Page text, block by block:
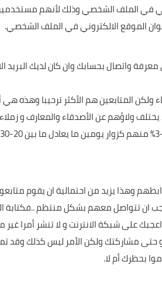
الالكتروني في الملف الشخصي وذلك
واتصال بحسابك وان كان لديك
المتابعين هم الأكثر ترحيبا
ولاؤهم عن الأصدقاء والمعارف و
وهذا يزيد من احتمالية ان يقوم
ان تتواصل معهم بشكل منتظم
على شبكة الانترنت و لا تنشر أمرا غير
مشاركتك ولكن الأمر ليس كذلك وقد
بحظرك أم لا.